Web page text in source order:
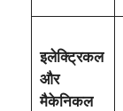
इलेक्ट्रिकल
और
मैकेनिकल